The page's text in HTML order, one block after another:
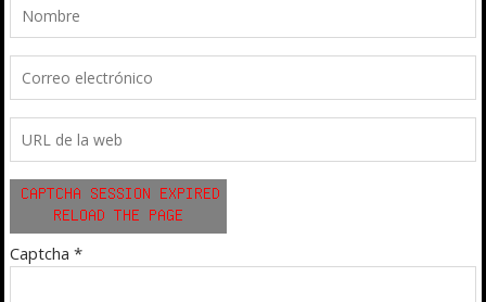
Captcha *